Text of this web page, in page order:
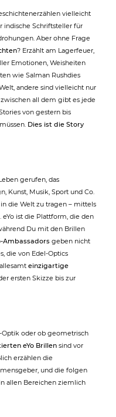
vielleicht
indische Schriftsteller für
Aber ohne Frage
? Erzählt am Lagerfeuer,
Emotionen, Weisheiten
wie Salman Rushdies
andere sind vielleicht nur
all dem gibt es jede
von gestern bis
Dies ist die Story
gerufen, das
Kunst, Musik, Sport und Co.
die Welt zu tragen – mittels
ist die Plattform, die den
Du mit den Brillen
Ambassadors geben nicht
die von Edel-Optics
einzigartige
ersten Skizze bis zur
oder ob geometrisch
eYo Brillen sind vor
erzählen die
und die folgen
allen Bereichen ziemlich